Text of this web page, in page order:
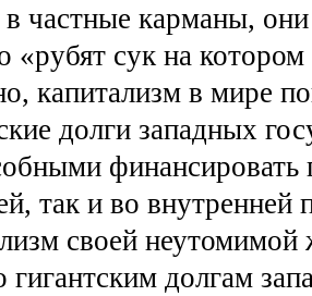
в частные карманы,
«рубят сук на котором
капитализм в мире
долги западных
финансировать
так и во внутренней
своей
гигантским долгам